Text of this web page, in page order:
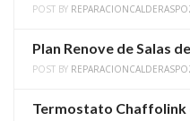
POST BY
Plan Renove de Salas
POST BY
Termostato Chaffolink